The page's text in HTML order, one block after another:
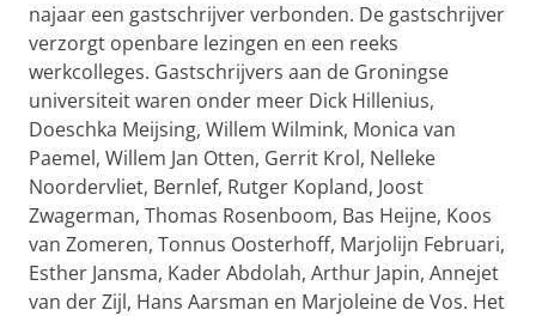
najaar een gastschrijver verbonden. De gastschrijver
verzorgt openbare lezingen en een reeks
werkcolleges. Gastschrijvers aan de Groningse
universiteit waren onder meer Dick Hillenius,
Doeschka Meijsing, Willem Wilmink, Monica van
Paemel, Willem Jan Otten, Gerrit Krol, Nelleke
Noordervliet, Bernlef, Rutger Kopland, Joost
Zwagerman, Thomas Rosenboom, Bas Heijne, Koos
van Zomeren, Tonnus Oosterhoff, Marjolijn Februari,
Esther Jansma, Kader Abdolah, Arthur Japin, Annejet
van der Zijl, Hans Aarsman en Marjoleine de Vos. Het